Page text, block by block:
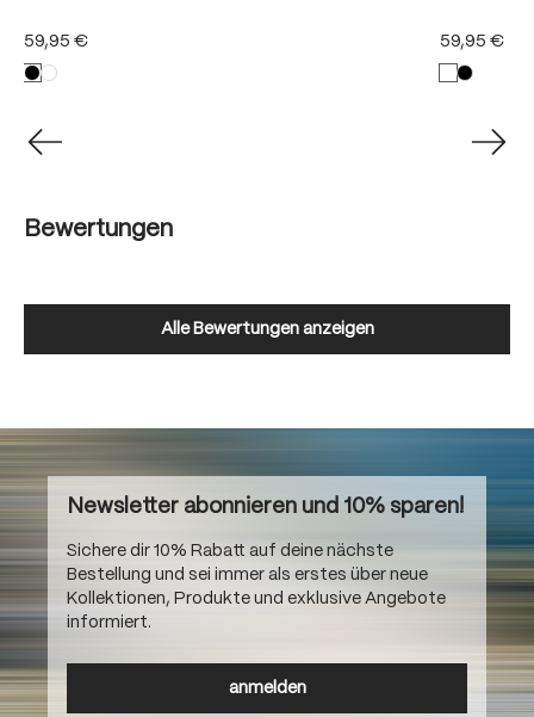
59,95 € 59,95 €
Bewertungen
Alle Bewertungen anzeigen
Newsletter abonnieren und 10% sparen!
Sichere dir 10% Rabatt auf deine nächste
Bestellung und sei immer als erstes über neue
Kollektionen, Produkte und exklusive Angebote
informiert.
anmelden